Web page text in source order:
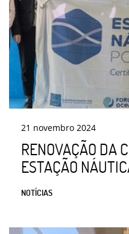
21 novembro 2024
RENOVAÇÃO DA
ESTAÇÃO
NOTÍCIAS